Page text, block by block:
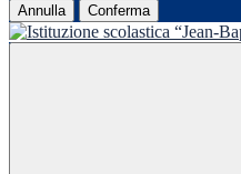
Annulla Conferma